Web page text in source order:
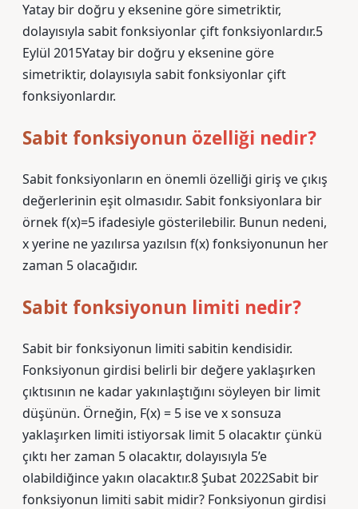
Yatay bir doğru y eksenine göre simetriktir,
dolayısıyla sabit fonksiyonlar çift fonksiyonlardır.5
Eylül 2015Yatay bir doğru y eksenine göre
simetriktir, dolayısıyla sabit fonksiyonlar çift
fonksiyonlardır.
Sabit fonksiyonun özelliği nedir?
Sabit fonksiyonların en önemli özelliği giriş ve çıkış
değerlerinin eşit olmasıdır. Sabit fonksiyonlara bir
örnek f(x)=5 ifadesiyle gösterilebilir. Bunun nedeni,
x yerine ne yazılırsa yazılsın f(x) fonksiyonunun her
zaman 5 olacağıdır.
Sabit fonksiyonun limiti nedir?
Sabit bir fonksiyonun limiti sabitin kendisidir.
Fonksiyonun girdisi belirli bir değere yaklaşırken
çıktısının ne kadar yakınlaştığını söyleyen bir limit
düşünün. Örneğin, F(x) = 5 ise ve x sonsuza
yaklaşırken limiti istiyorsak limit 5 olacaktır çünkü
çıktı her zaman 5 olacaktır, dolayısıyla 5’e
olabildiğince yakın olacaktır.8 Şubat 2022Sabit bir
fonksiyonun limiti sabit midir? Fonksiyonun girdisi